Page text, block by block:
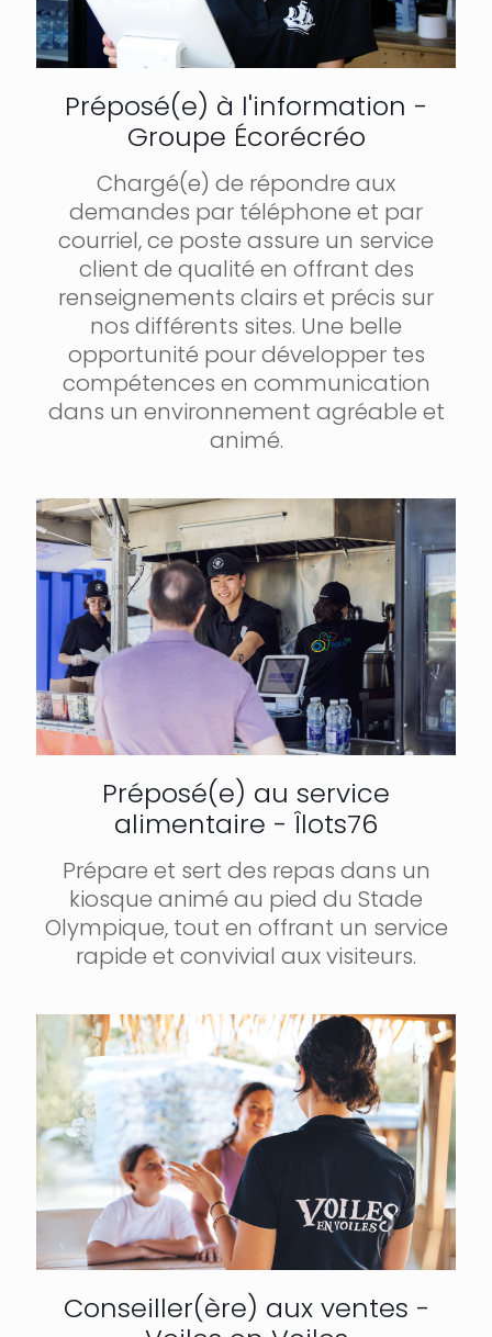
Préposé(e) à l'information -
Groupe Écorécréo
Chargé(e) de répondre aux
demandes par téléphone et par
courriel, ce poste assure un service
client de qualité en offrant des
renseignements clairs et précis sur
nos différents sites. Une belle
opportunité pour développer tes
compétences en communication
dans un environnement agréable et
animé.
Préposé(e) au service
alimentaire - Îlots76
Prépare et sert des repas dans un
kiosque animé au pied du Stade
Olympique, tout en offrant un service
rapide et convivial aux visiteurs.
Conseiller(ère) aux ventes -